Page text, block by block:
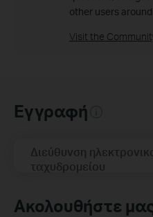
other users
Visit the
Εγγραφή
Διεύθυνση
ταχυδρομείου
Ακολουθήστε